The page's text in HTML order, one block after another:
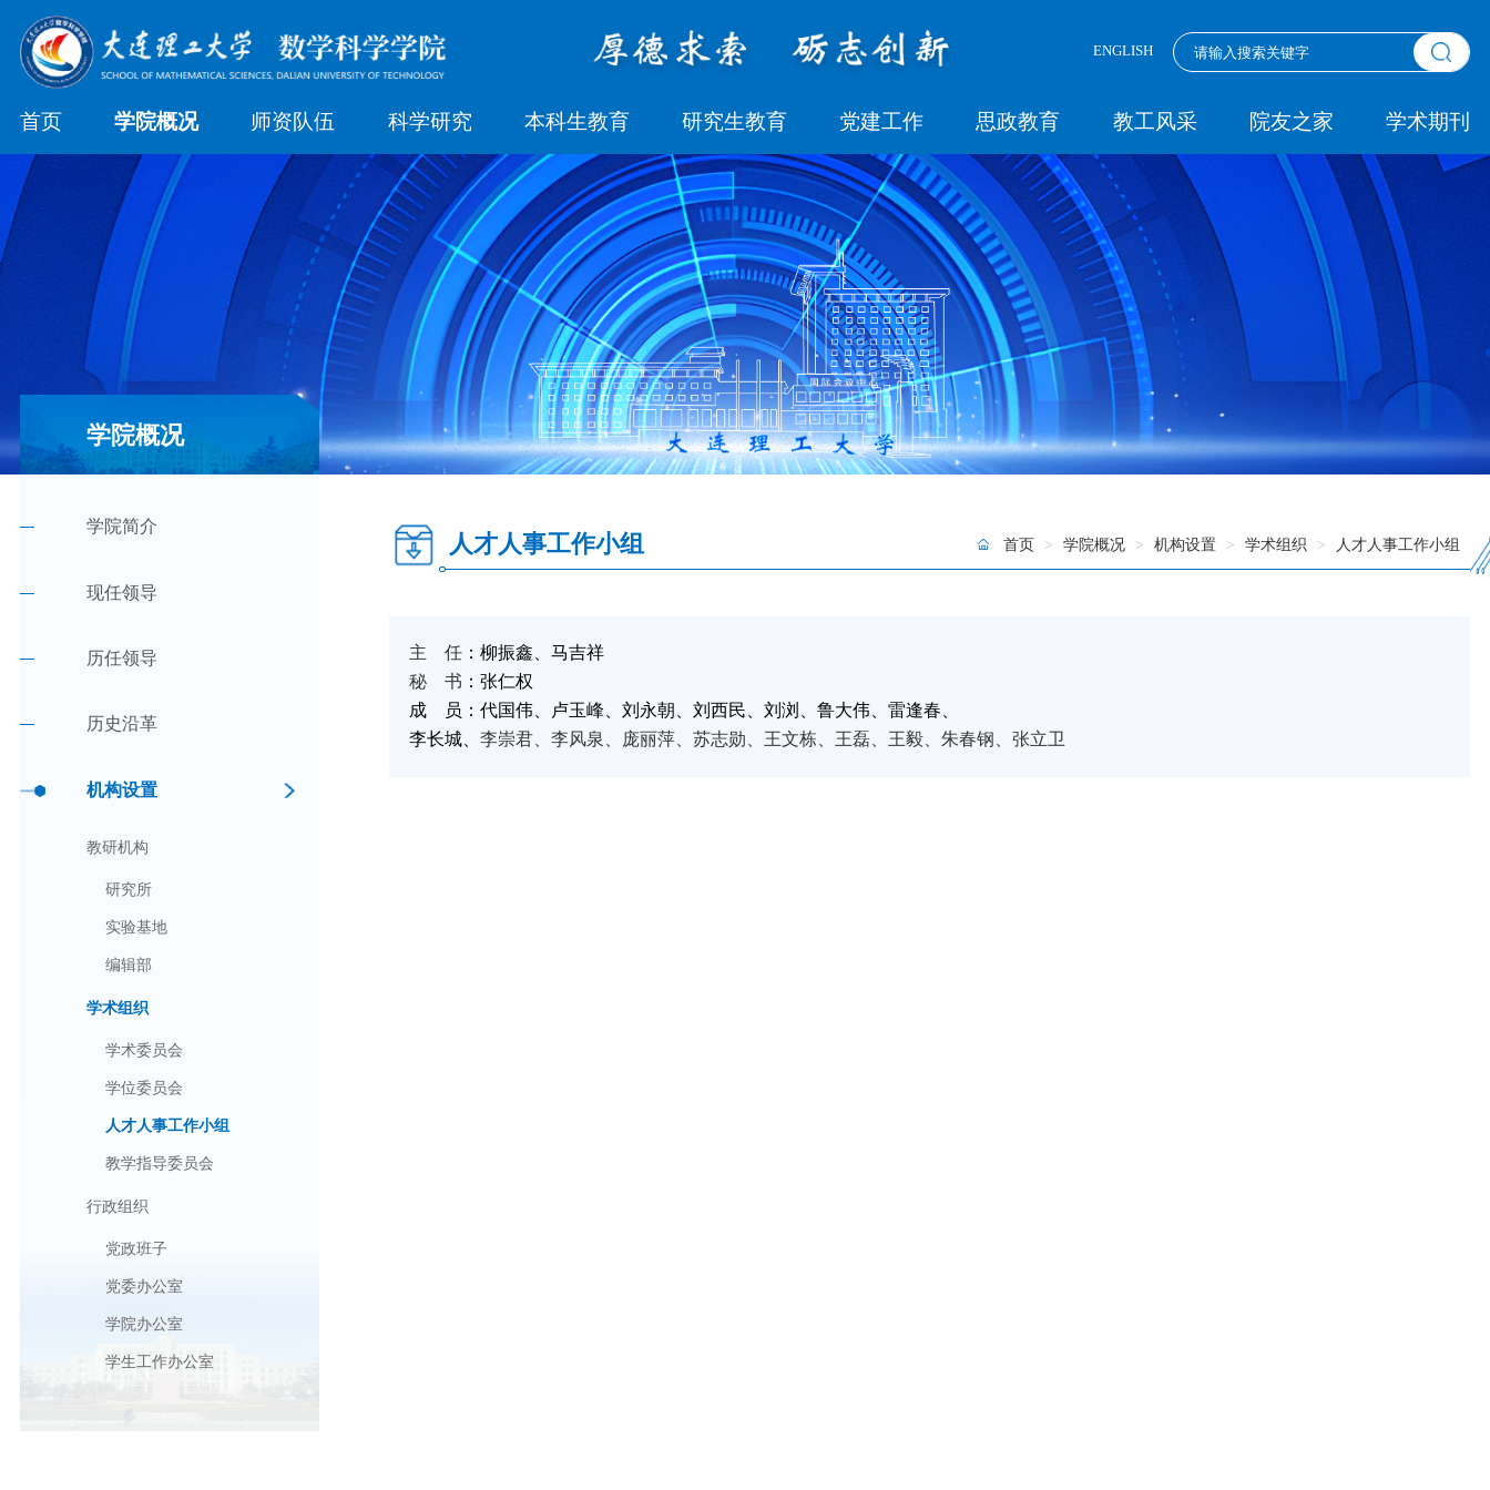
ENGLISH
首页 学院概况 师资队伍 科学研究 本科生教育 研究生教育 党建工作 思政教育 教工风采 院友之家 学术期刊
学院概况
学院简介
现任领导
历任领导
历史沿革
机构设置
教研机构
研究所
实验基地
编辑部
学术组织
学术委员会
学位委员会
人才人事工作小组
教学指导委员会
行政组织
党政班子
党委办公室
学院办公室
学生工作办公室
人才人事工作小组 首页 > 学院概况 > 机构设置 > 学术组织 > 人才人事工作小组
主 任 ：柳振鑫、马吉祥
秘 书 ：张仁权
成 员：代国伟、卢玉峰、刘永朝、刘西民、刘浏、鲁大伟、雷逢春、
李长城、 李崇君 李风泉、庞丽萍、苏志勋、王文栋、王磊、王毅、朱春钢、张立卫